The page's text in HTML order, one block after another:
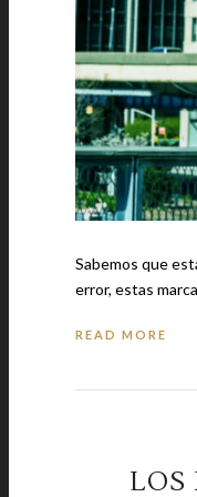
Sabemos que
error, estas
READ MORE
LOS